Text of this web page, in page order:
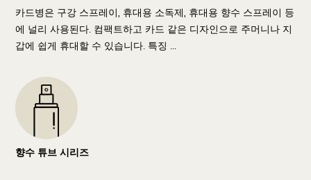
카드병은 구강 스프레이, 휴대용 소독제, 휴대용 향수 스프레이 등
에 널리 사용된다. 컴팩트하고 카드 같은 디자인으로 주머니나 지
갑에 쉽게 휴대할 수 있습니다. 특징 ...
향수 튜브 시리즈